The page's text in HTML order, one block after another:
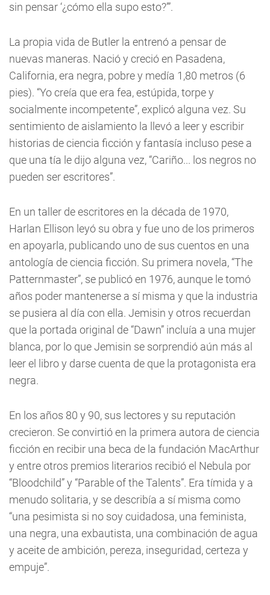
sin pensar ‘¿cómo ella supo esto?’”.
La propia vida de Butler la entrenó a pensar de
nuevas maneras. Nació y creció en Pasadena,
California, era negra, pobre y medía 1,80 metros (6
pies). “Yo creía que era fea, estúpida, torpe y
socialmente incompetente”, explicó alguna vez. Su
sentimiento de aislamiento la llevó a leer y escribir
historias de ciencia ficción y fantasía incluso pese a
que una tía le dijo alguna vez, “Cariño... los negros no
pueden ser escritores”.
En un taller de escritores en la década de 1970,
Harlan Ellison leyó su obra y fue uno de los primeros
en apoyarla, publicando uno de sus cuentos en una
antología de ciencia ficción. Su primera novela, “The
Patternmaster”, se publicó en 1976, aunque le tomó
años poder mantenerse a sí misma y que la industria
se pusiera al día con ella. Jemisin y otros recuerdan
que la portada original de “Dawn” incluía a una mujer
blanca, por lo que Jemisin se sorprendió aún más al
leer el libro y darse cuenta de que la protagonista era
negra.
En los años 80 y 90, sus lectores y su reputación
crecieron. Se convirtió en la primera autora de ciencia
ficción en recibir una beca de la fundación MacArthur
y entre otros premios literarios recibió el Nebula por
“Bloodchild” y “Parable of the Talents”. Era tímida y a
menudo solitaria, y se describía a sí misma como
“una pesimista si no soy cuidadosa, una feminista,
una negra, una exbautista, una combinación de agua
y aceite de ambición, pereza, inseguridad, certeza y
empuje”.